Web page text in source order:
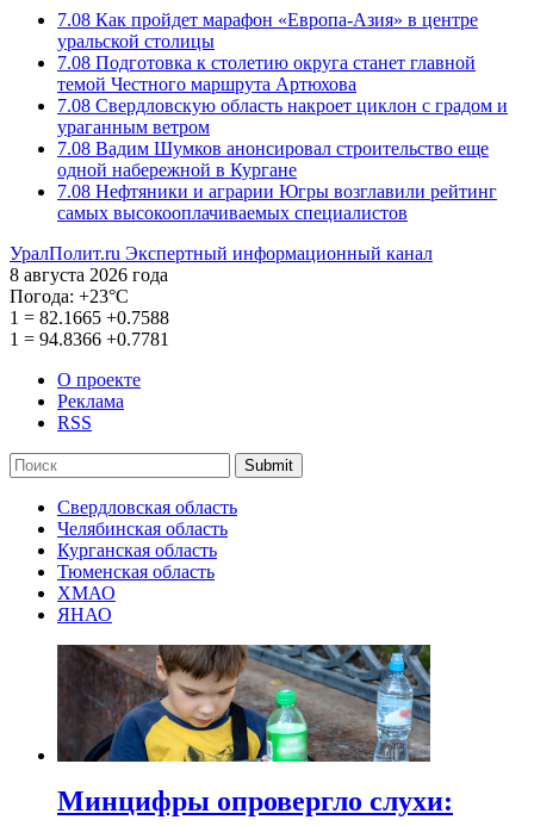
7.08 Как пройдет марафон «Европа-Азия» в центре
уральской столицы
7.08 Подготовка к столетию округа станет главной
темой Честного маршрута Артюхова
7.08 Свердловскую область накроет циклон с градом и
ураганным ветром
7.08 Вадим Шумков анонсировал строительство еще
одной набережной в Кургане
7.08 Нефтяники и аграрии Югры возглавили рейтинг
самых высокооплачиваемых специалистов
УралПолит.ru Экспертный информационный канал
8 августа 2026 года
Погода: +23°С
1 = 82.1665 +0.7588
1 = 94.8366 +0.7781
О проекте
Реклама
RSS
Submit
Свердловская область
Челябинская область
Курганская область
Тюменская область
ХМАО
ЯНАО
Минцифры опровергло слухи: